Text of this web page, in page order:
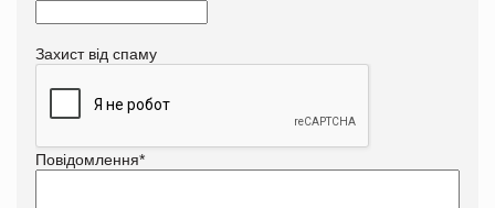
Захист від спаму
Повідомлення*